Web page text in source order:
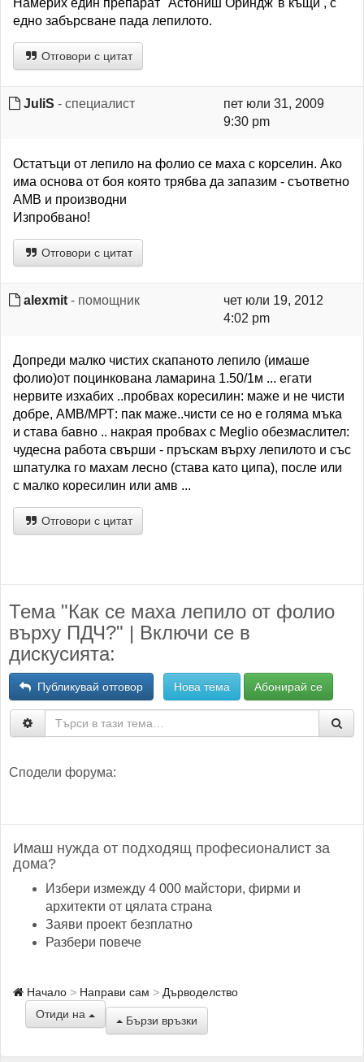
Намерих един препарат "Астониш Ориндж"в къщи , с
едно забърсване пада лепилото.
Отговори с цитат
JuliS - специалист
пет юли 31, 2009
9:30 pm
Остатъци от лепило на фолио се маха с корселин. Ако
има основа от боя която трябва да запазим - съответно
АМВ и производни
Изпробвано!
Отговори с цитат
alexmit - помощник
чет юли 19, 2012
4:02 pm
Допреди малко чистих скапаното лепило (имаше
фолио)от поцинкована ламарина 1.50/1м ... егати
нервите изхабих ..пробвах коресилин: маже и не чисти
добре, АМВ/МРТ: пак маже..чисти се но е голяма мъка
и става бавно .. накрая пробвах с Meglio обезмаслител:
чудесна работа свърши - пръскам върху лепилото и със
шпатулка го махам лесно (става като ципа), после или
с малко коресилин или амв ...
Отговори с цитат
Тема "Как се маха лепило от фолио
върху ПДЧ?" | Включи се в
дискусията:
Публикувай отговор Нова тема Абонирай се
Сподели форума:
Имаш нужда от подходящ професионалист за
дома?
Избери измежду 4 000 майстори, фирми и
архитекти от цялата страна
Заяви проект безплатно
Разбери повече
Начало Направи сам
Дърводелство
Отиди на
Бързи връзки